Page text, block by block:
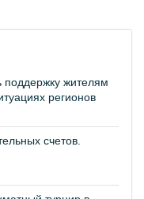
жителям
регионов
счетов.